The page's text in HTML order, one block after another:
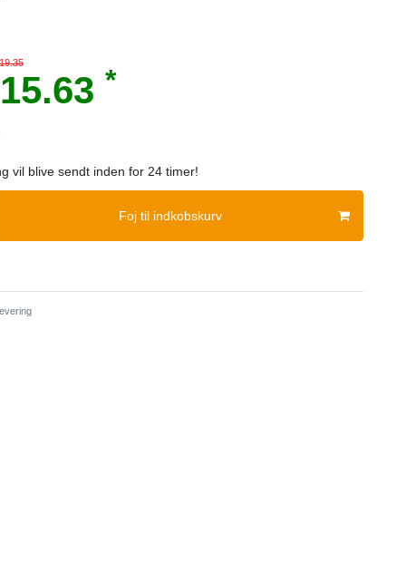
*
vil blive sendt inden for 24 timer!
Foj til indkobskurv